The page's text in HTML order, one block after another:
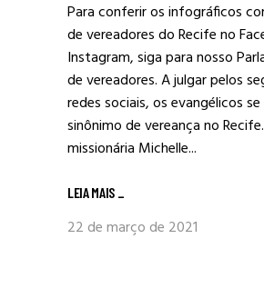
Para conferir os infográficos
de vereadores do Recife no
Instagram, siga para nosso
de vereadores. A julgar pelos
redes sociais, os evangélicos
sinônimo de vereança no
missionária Michelle...
LEIA MAIS _
22 de março de 2021